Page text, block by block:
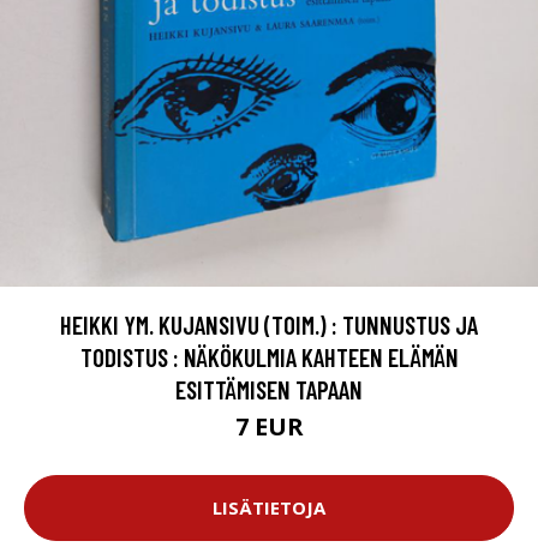
HEIKKI YM. KUJANSIVU (TOIM.) : TUNNUSTUS JA
TODISTUS : NÄKÖKULMIA KAHTEEN ELÄMÄN
ESITTÄMISEN TAPAAN
7 EUR
LISÄTIETOJA